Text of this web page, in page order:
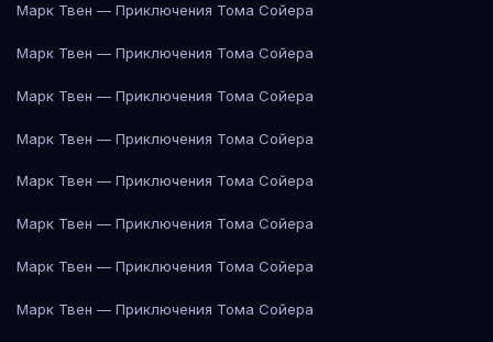
Марк Твен — Приключения Тома Сойера
Марк Твен — Приключения Тома Сойера
Марк Твен — Приключения Тома Сойера
Марк Твен — Приключения Тома Сойера
Марк Твен — Приключения Тома Сойера
Марк Твен — Приключения Тома Сойера
Марк Твен — Приключения Тома Сойера
Марк Твен — Приключения Тома Сойера